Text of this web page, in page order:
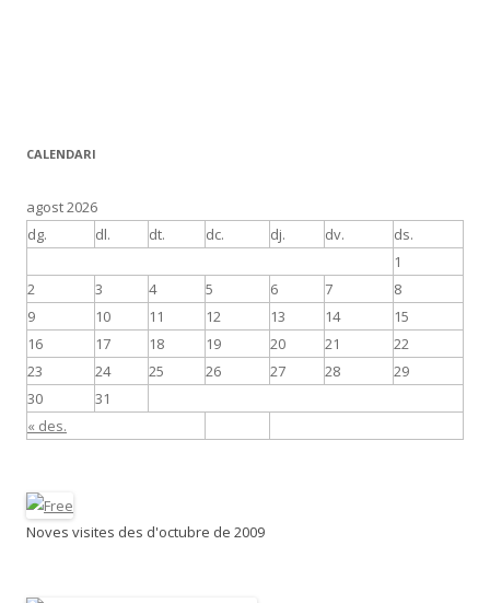
CALENDARI
agost 2026
dg.
dl. dt. dc. dj. dv. ds.
« des.
1
2
3 4 5 6 7
8
9
10 11 12 13 14
15
16
17 18 19 20 21
22
23
24 25 26 27 28
29
30
31
Noves visites des d'octubre de 2009